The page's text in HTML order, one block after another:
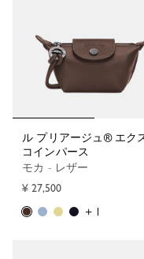
ル プリアージュ® エクストラ
コインパース
モカ - レザー
¥ 27,500
+ 1